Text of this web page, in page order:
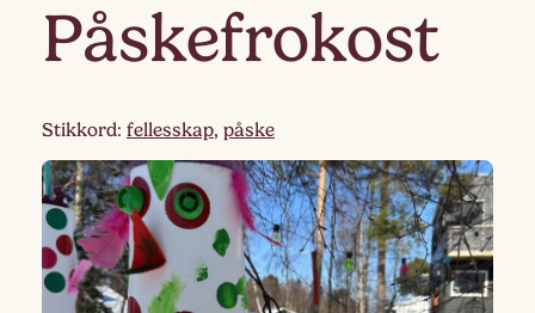
Påskefrokost
Stikkord: fellesskap, påske